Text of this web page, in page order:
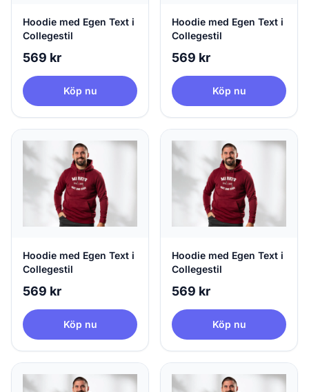
Hoodie med Egen Text i
Collegestil
569 kr
Köp nu
Hoodie med Egen Text i
Collegestil
569 kr
Köp nu
Hoodie med Egen Text i
Collegestil
569 kr
Köp nu
Hoodie med Egen Text i
Collegestil
569 kr
Köp nu